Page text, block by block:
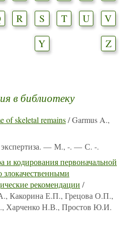
R S T U
V
Y Z
в библиотеку
of skeletal remains/ Garmus A.,
экспертиза. — М., -. — С. -.
кодирования первоначальной
рекомендации /
Какорина Е.П., Грецова О.П.,
Харченко Н.В., Простов Ю.И.